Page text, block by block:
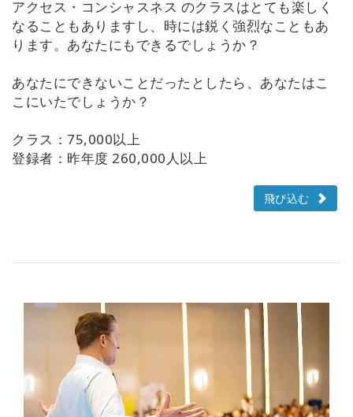
アクセス・コンシャスネス のクラスはとても楽しく
なることもありますし、時には鋭く強烈なこともあ
ります。あなたにもできるでしょうか？
あなたにできないことだったとしたら、あなたはこ
こにいたでしょうか？
クラス：75,000以上
登録者：昨年度 260,000人以上
飛び込む